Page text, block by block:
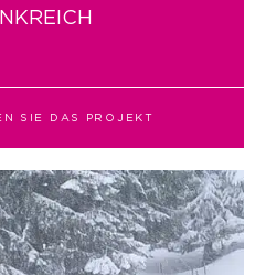
SIE DAS PROJEKT